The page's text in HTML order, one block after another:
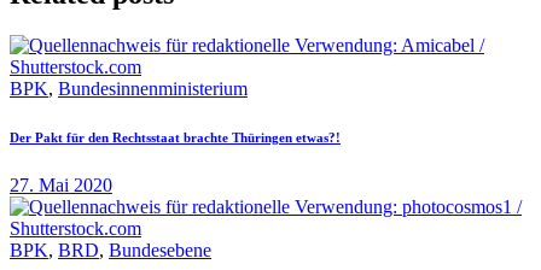
BPK, Bundesinnenministerium
Der Pakt für den Rechtsstaat brachte Thüringen etwas?!
27. Mai 2020
BPK, BRD, Bundesebene